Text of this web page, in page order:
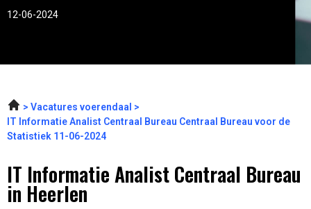
12-06-2024
Vacatures voerendaal
IT Informatie Analist Centraal Bureau Centraal Bureau voor de
Statistiek 11-06-2024
IT Informatie Analist Centraal Bureau
in Heerlen